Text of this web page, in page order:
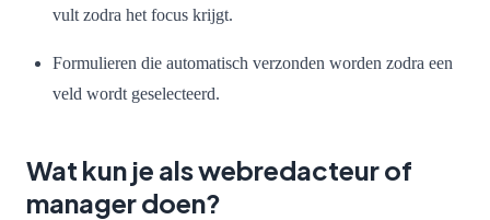
vult zodra het focus krijgt.
Formulieren die automatisch verzonden worden zodra een
veld wordt geselecteerd.
Wat kun je als webredacteur of
manager doen?